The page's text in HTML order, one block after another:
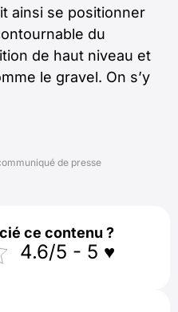
ainsi se positionner
du
de haut niveau et
le gravel. On s’y
de presse
ce contenu ?
4.6/5 - 5 ♥️